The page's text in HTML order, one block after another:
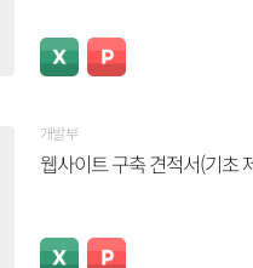
개발부
웹사이트 구축 견적서(기초